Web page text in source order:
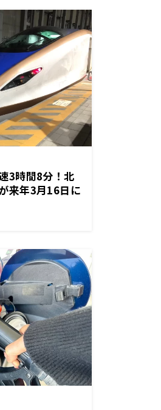
3時間8分！北
来年3月16日に